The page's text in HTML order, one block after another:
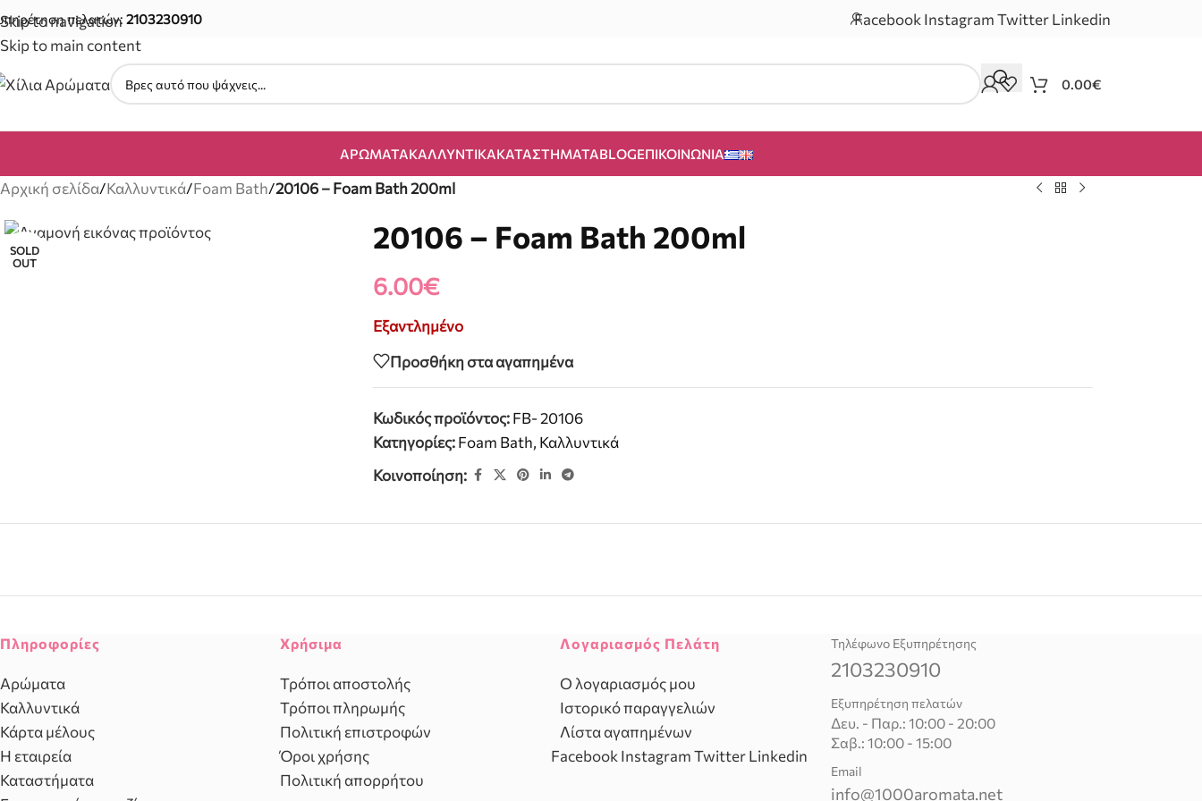
Skip to navigation
Skip to main content
πελατών: 2103230910 FacebookInstagramTwitterLinkedin
0.00€
ΑΡΏΜΑΤΑΚΑΛΛΥΝΤΙΚΆΚΑΤΑΣΤΉΜΑΤΑBLOGΕΠΙΚΟΙΝΩΝΊΑ
Αρχική σελίδα/Καλλυντικά/Foam Bath/20106 – Foam Bath 200ml
SOLD
OUT
20106 – Foam Bath 200ml
6.00€
Εξαντλημένο
Προσθήκη στα αγαπημένα
Κωδικός προϊόντος:FB- 20106
Κατηγορίες:Foam Bath, Καλλυντικά
Κοινοποίηση:
Πληροφορίες
Αρώματα
Καλλυντικά
Κάρτα μέλους
Η εταιρεία
Καταστήματα
Χρήσιμα
Τρόποι αποστολής
Τρόποι πληρωμής
Πολιτική επιστροφών
Όροι χρήσης
Πολιτική απορρήτου
Λογαριασμός Πελάτη
Ο λογαριασμός μου
Ιστορικό παραγγελιών
Λίστα αγαπημένων
FacebookInstagramTwitterLinkedin
Τηλέφωνο Εξυπηρέτησης
2103230910
Εξυπηρέτηση πελατών
Δευ. - Παρ.: 10:00 - 20:00
Σαβ.: 10:00 - 15:00
Email
info@1000aromata.net